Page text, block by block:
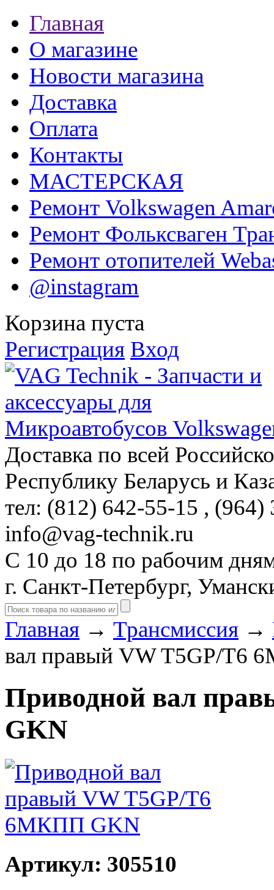
Главная
О магазине
Новости магазина
Доставка
Оплата
Контакты
МАСТЕРСКАЯ
Ремонт Volkswagen
Ремонт Фольксваген
Ремонт отопителей
@instagram
Корзина пуста
Регистрация Вход
Доставка по всей
Республику Беларусь и
тел: (812) 642-55-15 , (964)
info@vag-technik.ru
С 10 до 18 по рабочим
г. Санкт-Петербург,
Главная → Трансмиссия →
вал правый VW T5GP/T6
Приводной вал
GKN
Артикул: 305510